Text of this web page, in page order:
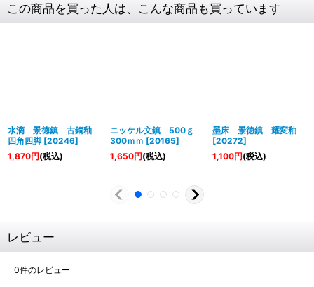
この商品を買った人は、こんな商品も買っています
水滴 景徳鎮 古銅釉
四角四脚 [20246]
1,870円(税込)
ニッケル文鎮 500ｇ
300ｍｍ [20165]
1,650円(税込)
墨床 景徳鎮 耀変釉
[20272]
1,100円(税込)
レビュー
0件のレビュー